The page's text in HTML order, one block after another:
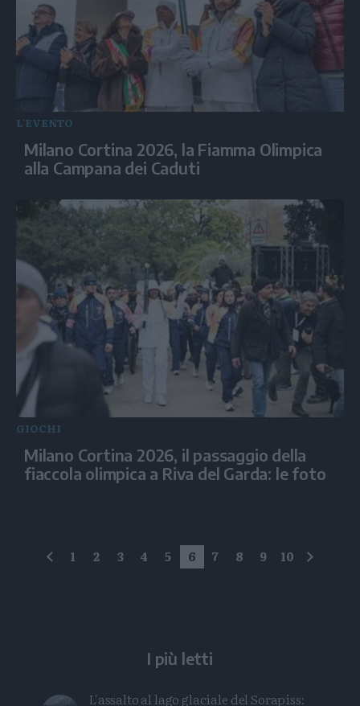
L'EVENTO
Milano Cortina 2026, la Fiamma Olimpica
alla Campana dei Caduti
GIOCHI
Milano Cortina 2026, il passaggio della
fiaccola olimpica a Riva del Garda: le foto
precedente
1 2 3 4 5 6 7 8 9 10
I più letti
L'assalto al lago glaciale del Sorapiss: